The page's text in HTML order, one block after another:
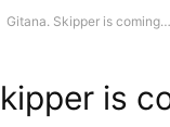
Gitana. Skipper is coming…
is